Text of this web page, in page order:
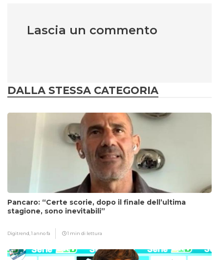
Lascia un commento
DALLA STESSA CATEGORIA
Pancaro: “Certe scorie, dopo il finale dell’ultima
stagione, sono inevitabili”
Digitrend,1 anno fa 1 min di lettura